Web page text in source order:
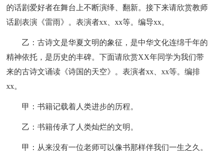
的话剧爱好者在舞台上不断演绎、翻新。接下来请欣赏教师
话剧表演《雷雨》。表演者xx、xx等。编导xx。
乙：古诗文是华夏文明的象征，是中华文化连绵千年的
精神依托，是历史的丰碑。下面请欣赏XX年同学为我们带
来的古诗文诵读《诗国的天空》。表演者xx、xx等。编排
xx。
甲：书籍记载着人类进步的历程。
乙：书籍传承了人类灿烂的文明。
甲：从来没有一位老师可以像书那样伴我们一生之久。